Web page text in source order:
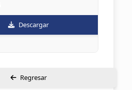
Descargar
Regresar